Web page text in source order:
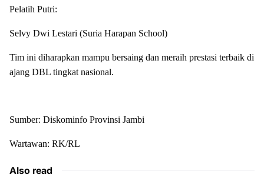
Pelatih Putri:
Selvy Dwi Lestari (Suria Harapan School)
Tim ini diharapkan mampu bersaing dan meraih prestasi terbaik di
ajang DBL tingkat nasional.
Sumber: Diskominfo Provinsi Jambi
Wartawan: RK/RL
Also read